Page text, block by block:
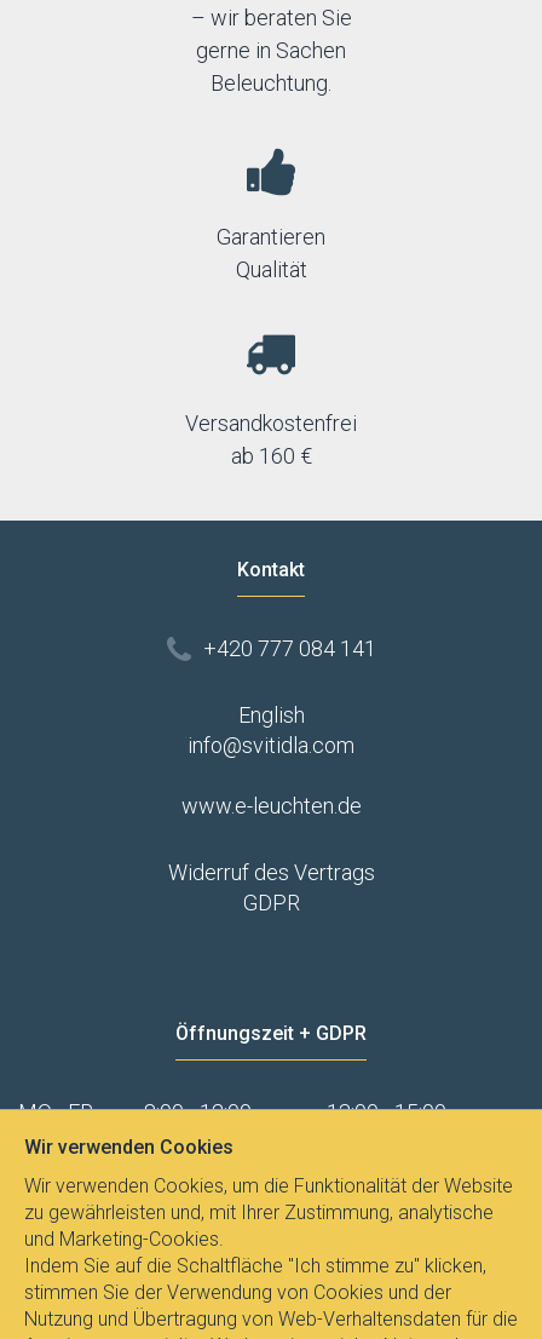
– wir beraten Sie
gerne in Sachen
Beleuchtung.
Garantieren
Qualität
Versandkostenfrei
ab 160 €
Kontakt
+420 777 084 141
English
info@svitidla.com
www.e-leuchten.de
Widerruf des Vertrags
GDPR
Öffnungszeit + GDPR
MO - FR 8:00 - 12:00
13:00 - 15:00
Datenschutz
Wir verwenden Cookies
Wir verwenden Cookies, um die Funktionalität der Website
zu gewährleisten und, mit Ihrer Zustimmung, analytische
und Marketing-Cookies.
Indem Sie auf die Schaltfläche "Ich stimme zu" klicken,
stimmen Sie der Verwendung von Cookies und der
Nutzung und Übertragung von Web-Verhaltensdaten für die